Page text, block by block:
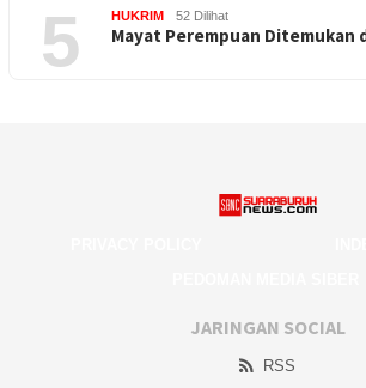
5 HUKRIM 52 Dilihat
Mayat Perempuan Ditemukan
JARINGAN SOCIAL
RSS